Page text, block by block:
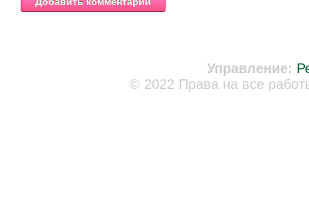
Управление:
© 2022 Права на все